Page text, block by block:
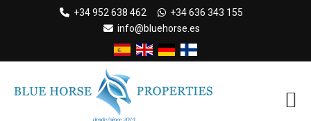
+34 952 638 462
+34 636 343 155
info@bluehorse.es